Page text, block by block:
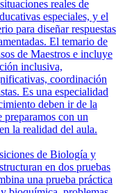
reales de
especiales, y el
para diseñar respuestas
El temario de
de Maestros e incluye
inclusiva,
coordinación
Es una especialidad
deben ir de la
con un
la realidad del aula.
de Biología y
en dos pruebas
una prueba práctica